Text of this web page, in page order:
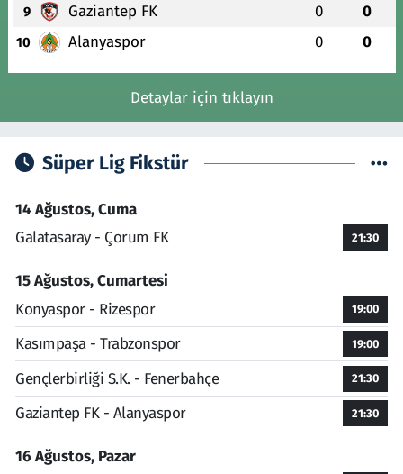
9 Gaziantep FK 0 0
10 Alanyaspor 0 0
Detaylar için tıklayın
Süper Lig Fikstür
14 Ağustos, Cuma
Galatasaray - Çorum FK
21:30
15 Ağustos, Cumartesi
Konyaspor - Rizespor
19:00
Kasımpaşa - Trabzonspor 19:00
Gençlerbirliği S.K. - Fenerbahçe 21:30
Gaziantep FK - Alanyaspor 21:30
16 Ağustos, Pazar